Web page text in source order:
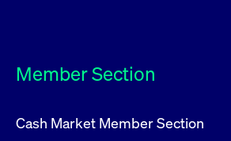
Member Section
Cash Market Member Section